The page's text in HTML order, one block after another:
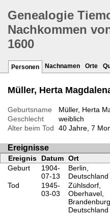
Genealogie
Nachkommen
1600
Personen Nachnamen Orte
Müller, Herta
Geburtsname
Müller, Herta
Geschlecht
weiblich
Alter beim Tod
40 Jahre, 7
Ereignisse
Ereignis Datum Ort
Geburt
1904-
07-13
Berlin,
Deutschland
Tod
1945-
03-03
Zühlsdorf,
Oberhavel,
Deutschland